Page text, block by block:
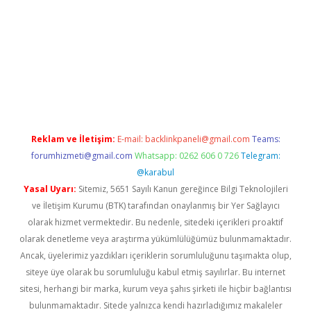
Reklam ve İletişim: E-mail: backlinkpaneli@gmail.com Teams:
forumhizmeti@gmail.com Whatsapp: 0262 606 0 726 Telegram:
@karabul
Yasal Uyarı: Sitemiz, 5651 Sayılı Kanun gereğince Bilgi Teknolojileri
ve İletişim Kurumu (BTK) tarafından onaylanmış bir Yer Sağlayıcı
olarak hizmet vermektedir. Bu nedenle, sitedeki içerikleri proaktif
olarak denetleme veya araştırma yükümlülüğümüz bulunmamaktadır.
Ancak, üyelerimiz yazdıkları içeriklerin sorumluluğunu taşımakta olup,
siteye üye olarak bu sorumluluğu kabul etmiş sayılırlar. Bu internet
sitesi, herhangi bir marka, kurum veya şahıs şirketi ile hiçbir bağlantısı
bulunmamaktadır. Sitede yalnızca kendi hazırladığımız makaleler